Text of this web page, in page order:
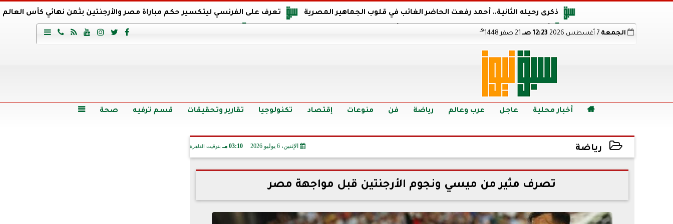
تعرف على الفرنسي ليتكسير حكم مباراة مصر والأرجنتين بثمن نهائي كأس العالم
ذكرى رحيله الثانية.. أحمد رفعت الحاضر الغائب في قلوب الجماهير المصرية
الدرعية السعودي يتعاقد مع برونو لاج المرشح السابق لتدريب الأهلي
أجويرو يحذر الأرجنتين من مواجهة مصر في كأس العالم: يمتلك قدرات هجومية مميزة
رابط نتيجة الدبلومات الفنية 2026 برقم الجلوس.. اعرف خطوات الاستعلام فور اعتمادها






 الجمعة 12:23 صـ هـ
 أخبار محلية عاجل عرب وعالم رياضة فن منوعات إقتصاد تكنولوجيا تقارير وتحقيقات قسم ترفيه صحة 
رياضة الإثنين، 6 يوليو 2026 03:10 مـ بتوقيت القاهرة
2026-07-06 15:10:22
تصرف مثير من ميسي ونجوم الأرجنتين قبل مواجهة مصر